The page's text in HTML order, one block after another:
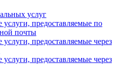
услуг
предоставляемые по
почты
предоставляемые через
предоставляемые через